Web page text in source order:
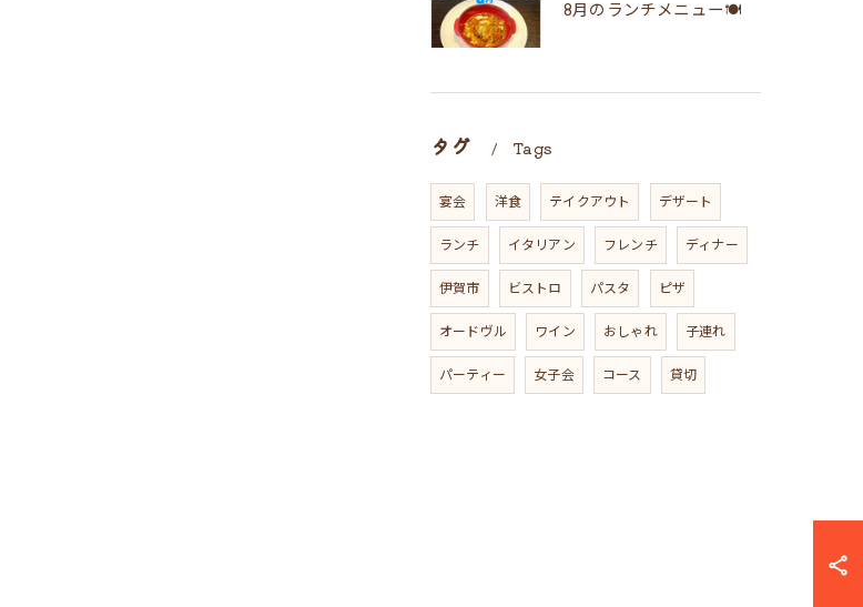
8月のランチメニュー🍽
タグ Tags
宴会 洋食 テイクアウト デザート
ランチ イタリアン フレンチ ディナー
伊賀市 ビストロ パスタ ピザ
オードヴル ワイン おしゃれ 子連れ
パーティー 女子会 コース 貸切